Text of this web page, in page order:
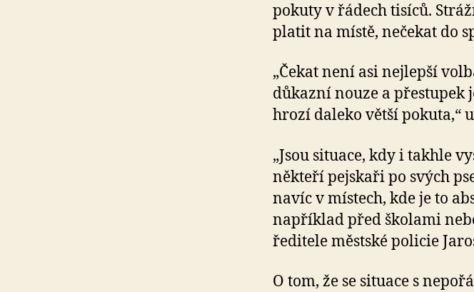
pokuty v řádech tisíců.
platit na místě, nečekat do
„Čekat není asi nejlepší
důkazní nouze a přestupek
hrozí daleko větší pokuta,“
„Jsou situace, kdy i takhle
někteří pejskaři po svých
navíc v místech, kde je to
například před školami
ředitele městské policie
O tom, že se situace s